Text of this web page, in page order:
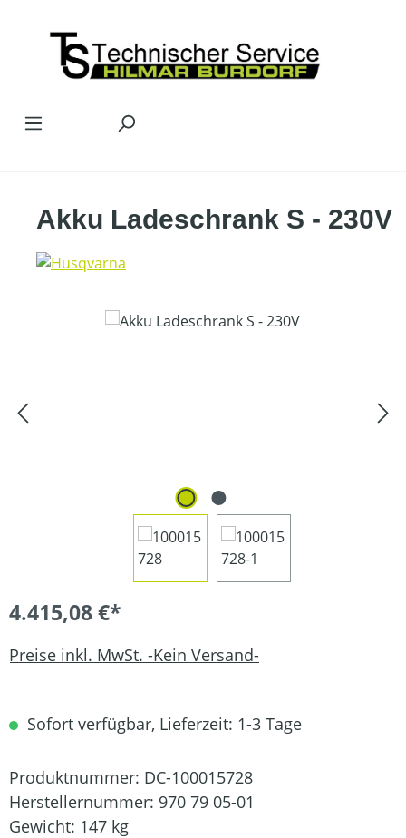
Akku Ladeschrank S - 230V
Bildergalerie überspringen
4.415,08 €*
Preise inkl. MwSt. -Kein Versand-
Sofort verfügbar, Lieferzeit: 1-3 Tage
Produktnummer: DC-100015728
Herstellernummer: 970 79 05-01
Gewicht: 147 kg